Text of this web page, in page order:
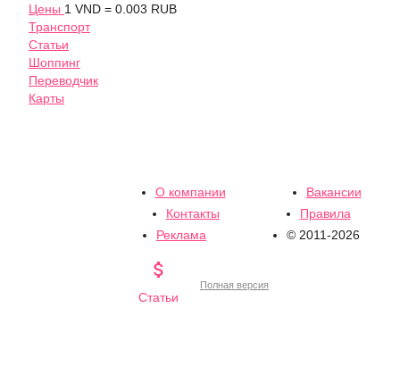
Цены 1 VND = 0.003 RUB
Транспорт
Статьи
Шоппинг
Переводчик
Карты
О компании
Вакансии
Контакты
Правила
Реклама
© 2011-2026

Статьи
Полная версия